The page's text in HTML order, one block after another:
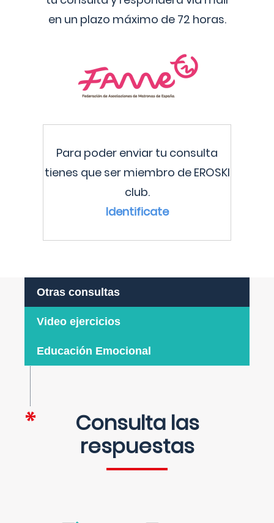
en un plazo máximo de 72 horas.
Para poder enviar tu consulta
tienes que ser miembro de EROSKI
club.
Identificate
Otras consultas
Video ejercicios
Educación Emocional
Consulta las
respuestas